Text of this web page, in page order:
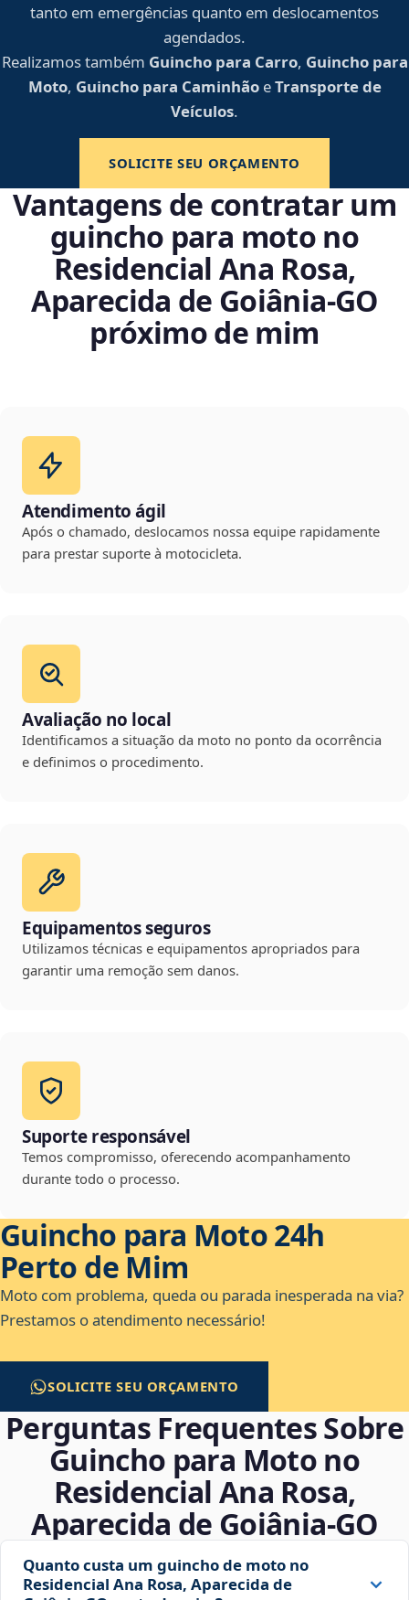
tanto em emergências quanto em deslocamentos
agendados.
Realizamos também Guincho para Carro, Guincho para
Moto, Guincho para CaminhãoeTransporte de
Veículos.
SOLICITE SEU ORÇAMENTO
Vantagens de contratar um
guincho para moto no
Residencial Ana Rosa,
Aparecida de Goiânia‑GO
próximo de mim
Atendimento ágil
Após o chamado, deslocamos nossa equipe rapidamente
para prestar suporte à motocicleta.
Avaliação no local
Identificamos a situação da moto no ponto da ocorrência
e definimos o procedimento.
Equipamentos seguros
Utilizamos técnicas e equipamentos apropriados para
garantir uma remoção sem danos.
Suporte responsável
Temos compromisso, oferecendo acompanhamento
durante todo o processo.
Guincho para Moto 24h
Perto de Mim
Moto com problema, queda ou parada inesperada na via?
Prestamos o atendimento necessário!
SOLICITE SEU ORÇAMENTO
Perguntas Frequentes Sobre
Guincho para Moto no
Residencial Ana Rosa,
Aparecida de Goiânia‑GO
Quanto custa um guincho de moto no
Residencial Ana Rosa, Aparecida de